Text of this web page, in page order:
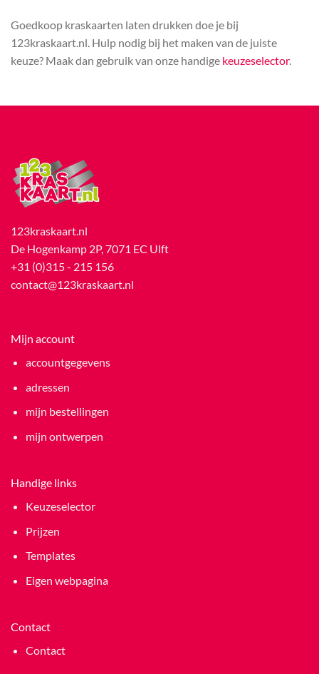
Goedkoop kraskaarten laten drukken doe je bij
123kraskaart.nl. Hulp nodig bij het maken van de juiste
keuze? Maak dan gebruik van onze handige keuzeselector.
123kraskaart.nl
De Hogenkamp 2P, 7071 EC Ulft
+31 (0)315 - 215 156
contact@123kraskaart.nl
Mijn account
accountgegevens
adressen
mijn bestellingen
mijn ontwerpen
Handige links
Keuzeselector
Prijzen
Templates
Eigen webpagina
Contact
Contact